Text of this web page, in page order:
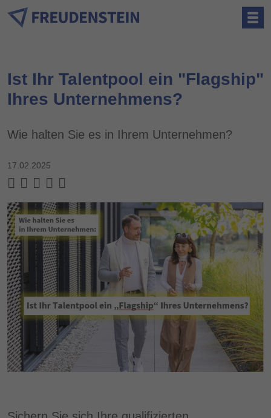
Ist Ihr Talentpool ein "Flagship"
Ihres Unternehmens?
Wie halten Sie es in Ihrem Unternehmen?
17.02.2025